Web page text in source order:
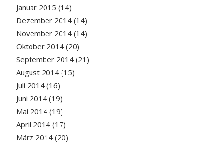
Januar 2015 (14)
Dezember 2014(14)
November 2014(14)
Oktober 2014(20)
September 2014(21)
August 2014(15)
Juli 2014(16)
Juni 2014(19)
Mai 2014(19)
April 2014(17)
März 2014(20)